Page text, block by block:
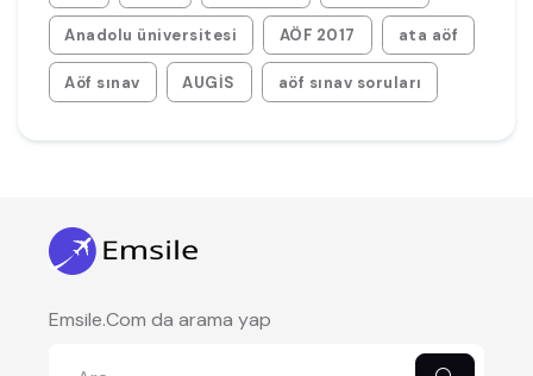
Anadolu üniversitesi AÖF 2017 ata aöf
Aöf sınav AUGİS aöf sınav soruları
Emsile.Com da arama yap